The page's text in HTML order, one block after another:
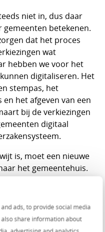
ads, to provide social media
share information about
niet in, dus daar
gemeenten betekenen.
dat het proces
wat
hebben we voor het
digitaliseren. Het
stempas, het
en het afgeven van een
bij de verkiezingen
digitaal
is, moet een nieuwe
het gemeentehuis.
komt altijd
dat gedigitaliseerd:
via de website van de
of de